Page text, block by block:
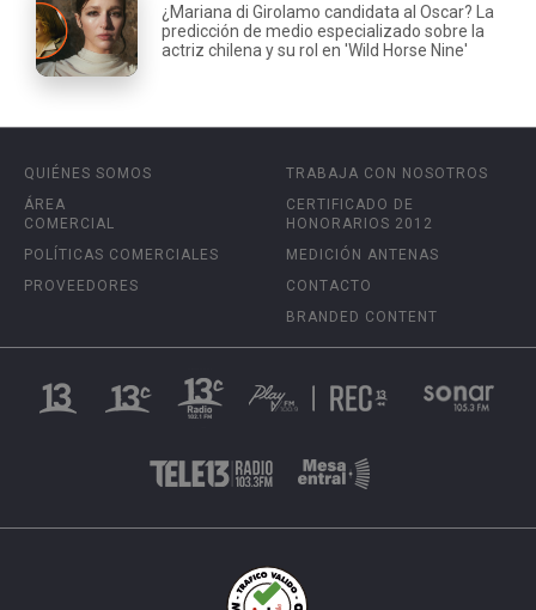
¿Mariana di Girolamo candidata al Oscar? La
predicción de medio especializado sobre la
actriz chilena y su rol en 'Wild Horse Nine'
QUIÉNES SOMOS
ÁREA
COMERCIAL
POLÍTICAS COMERCIALES
PROVEEDORES
TRABAJA CON NOSOTROS
CERTIFICADO DE
HONORARIOS 2012
MEDICIÓN ANTENAS
CONTACTO
BRANDED CONTENT